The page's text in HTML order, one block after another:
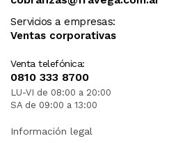
Servicios a empresas:
Ventas corporativas
Venta telefónica:
0810 333 8700
LU-VI de 08:00 a 20:00
SA de 09:00 a 13:00
Información legal